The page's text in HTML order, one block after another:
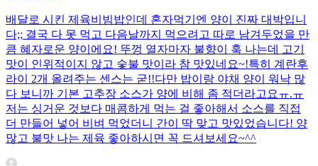
배달로 시킨 제육비빔밥인데 혼자먹기엔 양이 진짜 대박입니
다;; 결국 다 못 먹고 다음날까지 먹으려고 따로 남겨두었을 만
큼 혜자로운 양이에요! 뚜껑 열자마자 불향이 훅 나는데 고기
맛이 인위적이지 않고 숯불 맛이라 참 맛있네요~!특히 계란후
라이 2개 올려주는 센스는 굳!! ​다만 밥이랑 야채 양이 워낙 많
다 보니까 기본 고추장 소스가 양에 비해 좀 적더라고요ㅠ.ㅠ
저는 싱거운 것보다 매콤하게 먹는 걸 좋아해서 소스를 직접
더 만들어 넣어 비벼 먹었더니 간이 딱 맞고 맛있었습니다! 양
많고 불맛 나는 제육 좋아하시면 꼭 드셔보세요~^^